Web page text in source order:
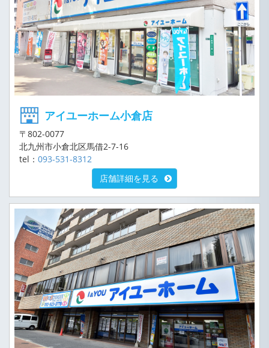
アイユーホーム小倉店
〒802-0077
北九州市小倉北区馬借2-7-16
tel： 093-531-8312
店舗詳細を見る